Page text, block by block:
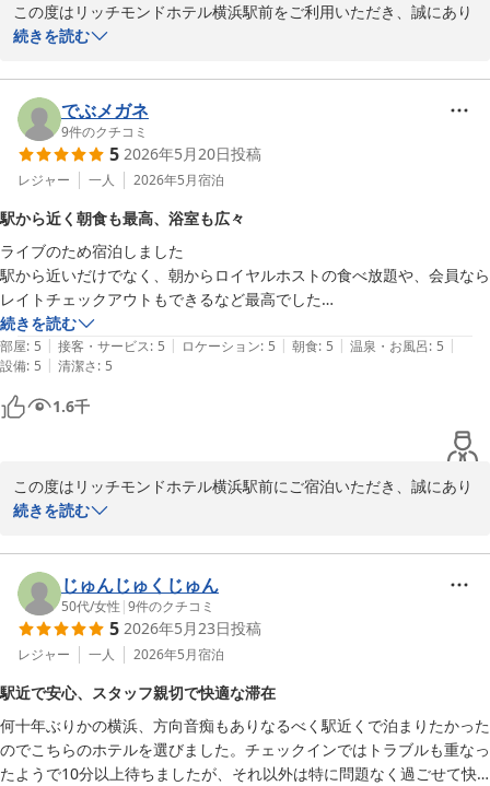
この度はリッチモンドホテル横浜駅前をご利用いただき、誠にあり
がとうございます。
す。
当ホテルの朝食ビュッフェをお楽しみいただけたようで、大変嬉し
く存じます。
和洋食と種類豊富に取り揃えており、多くのお客様からご好評をい
リッチモンドホテル横浜駅前は、横浜駅きた西口より徒歩２分、横
浜駅西口より徒歩４分と、ビジネスや観光の拠点として非常に便利
な立地にございます。
また横浜へお越しの際は、ぜひ当ホテルをご利用いただけますと幸
いです。
お客様のまたのお越しをスタッフ一同、心よりお待ち申し上げてお
ります。
リッチモンドホテル横浜駅前
続きを読む
でぶメガネ
9件のクチコミ
5 2026年5月20日投稿
レジャー 一人 2026年5月宿泊
駅から近く朝食も最高、浴室も広々
ライブのため宿泊しました
駅から近いだけでなく、朝からロイヤルホストの食べ放題や、会員なら
レイトチェックアウトもできるなど最高でした
浴室も洗い場が別になっていて、広々使えました
続きを読む
部屋: 5 | 接客・サービス: 5 | ロケーション: 5 | 朝食: 5 | 温泉・お風呂: 5 |
設備: 5 | 清潔さ: 5
1.6千
この度はリッチモンドホテル横浜駅前にご宿泊いただき、誠にあり
がとうございます。
ライブでのご滞在に当ホテルをお選びいただき、大変光栄に存じま
す。
駅からのアクセスに加え、朝食や会員様向けのレイトチェックアウ
トサービスにもご満足いただけたとのこと、嬉しく拝読いたしまし
た。
また、浴室につきましても快適にご利用いただけたようで安心いた
しました。
ぜひまた機会がございましたら、当ホテルをご利用くださいませ。
続きを読む
じゅんじゅくじゅん
50代/女性 |9件のクチコミ
5 2026年5月23日投稿
レジャー 一人 2026年5月宿泊
駅近で安心、スタッフ親切で快適な滞在
何十年ぶりかの横浜、方向音痴もありなるべく駅近くで泊まりたかった
のでこちらのホテルを選びました。チェックインではトラブルも重なっ
たようで10分以上待ちましたが、それ以外は特に問題なく過ごせて快